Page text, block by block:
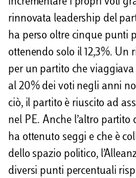
rinnovata leadership del
ha perso oltre cinque punti
ottenendo solo il 12,3%. Un
per un partito che
al 20% dei voti negli anni
ciò, il partito è riuscito ad
nel PE. Anche l’altro partito
ha ottenuto seggi e che è
dello spazio politico,
diversi punti percentuali